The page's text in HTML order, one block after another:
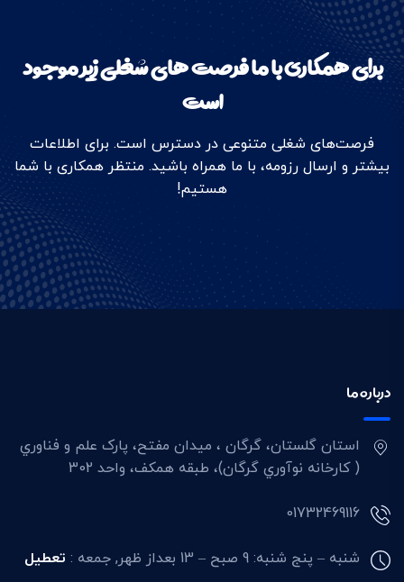
برای همکاری با ما فرصت های شغلی زیر موجود
است
فرصت‌های شغلی متنوعی در دسترس است. برای اطلاعات
بیشتر و ارسال رزومه، با ما همراه باشید. منتظر همکاری با شما
هستیم!
درباره ما
استان گلستان، گرگان ، ميدان مفتح، پارک علم و فناوري
( کارخانه نوآوري گرگان)، طبقه همکف، واحد 302
01732469116
شنبه – پنج شنبه: 9 صبح – 13 بعداز ظهر, جمعه : تعطیل